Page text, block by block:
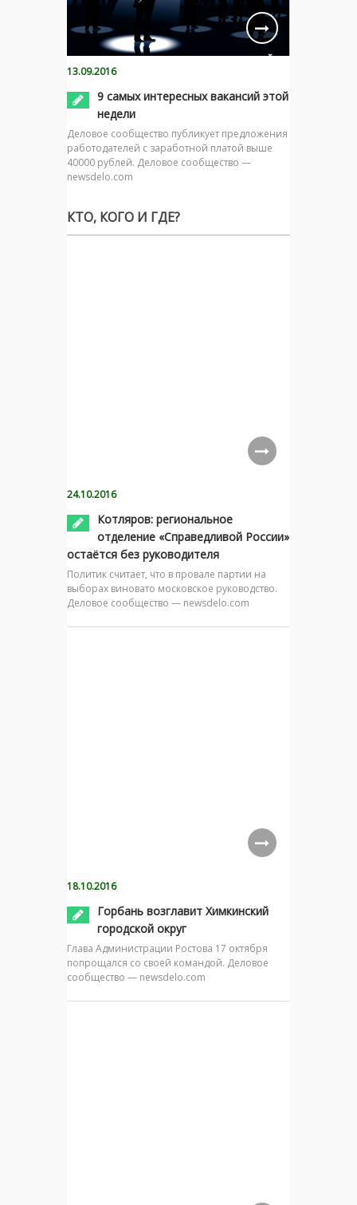
13.09.2016
9 самых интересных вакансий этой
недели
Деловое сообщество публикует предложения
работодателей с заработной платой выше
40000 рублей. Деловое сообщество —
newsdelo.com
КТО, КОГО И ГДЕ?
24.10.2016
Котляров: региональное
отделение «Справедливой России»
остаётся без руководителя
Политик считает, что в провале партии на
выборах виновато московское руководство.
Деловое сообщество — newsdelo.com
18.10.2016
Горбань возглавит Химкинский
городской округ
Глава Администрации Ростова 17 октября
попрощался со своей командой. Деловое
сообщество — newsdelo.com